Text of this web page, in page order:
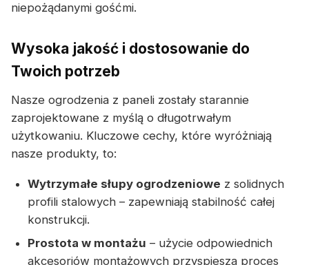
niepożądanymi gośćmi.
Wysoka jakość i dostosowanie do
Twoich potrzeb
Nasze ogrodzenia z paneli zostały starannie
zaprojektowane z myślą o długotrwałym
użytkowaniu. Kluczowe cechy, które wyróżniają
nasze produkty, to:
Wytrzymałe słupy ogrodzeniowe z solidnych
profili stalowych – zapewniają stabilność całej
konstrukcji.
Prostota w montażu – użycie odpowiednich
akcesoriów montażowych przyspiesza proces